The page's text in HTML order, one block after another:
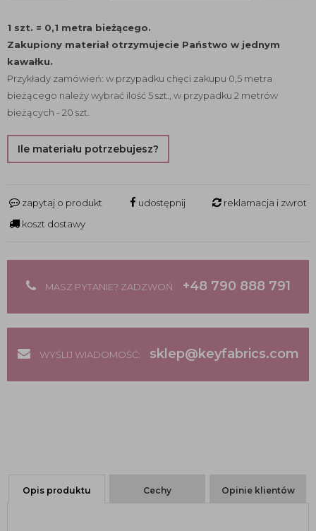
1 szt. = 0,1 metra bieżącego.
Zakupiony materiał otrzymujecie Państwo w jednym
kawałku.
Przykłady zamówień: w przypadku chęci zakupu 0,5 metra
bieżącego należy wybrać ilość 5 szt., w przypadku 2 metrów
bieżących - 20 szt.
Ile materiału potrzebujesz?
zapytaj o produkt udostępnij
reklamacja i zwrot
koszt dostawy
MASZ PYTANIE? ZADZWOŃ +48 790 888 791
WYŚLIJ WIADOMOŚĆ: sklep@keyfabrics.com
Opis produktu Cechy Opinie klientów